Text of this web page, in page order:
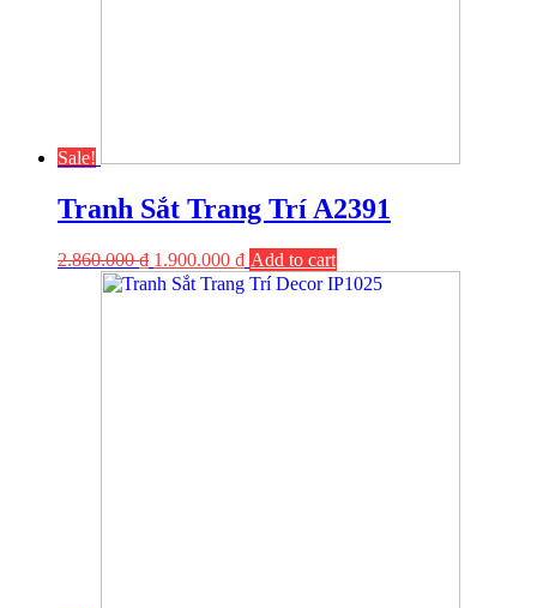
Sale!
Tranh Sắt Trang Trí A2391
2.860.000₫ 1.900.000 ₫ Add to cart